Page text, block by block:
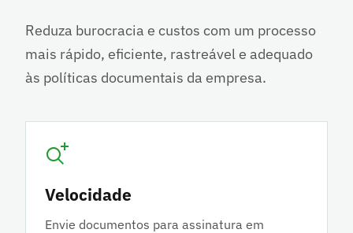
Reduza burocracia e custos com um processo
mais rápido, eficiente, rastreável e adequado
às políticas documentais da empresa.
Velocidade
Envie documentos para assinatura em